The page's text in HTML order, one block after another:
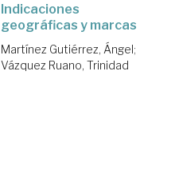
Indicaciones
geográficas y marcas
Martínez Gutiérrez, Ángel;
Vázquez Ruano, Trinidad